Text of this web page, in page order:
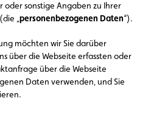
oder sonstige Angaben zu Ihrer
„ personenbezogenen Daten“).
möchten wir Sie darüber
über die Webseite erfassten oder
über die Webseite
Daten verwenden, und Sie